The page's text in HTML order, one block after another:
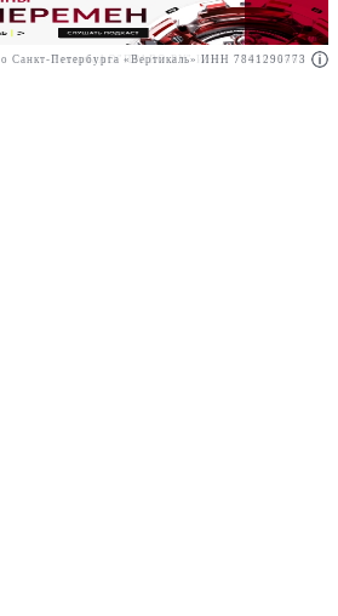
РекламаАО"ПРАВО.РУ" ИНН: 7708095468
Санкт-Петербурга «Вертикаль» ИНН 7841290773